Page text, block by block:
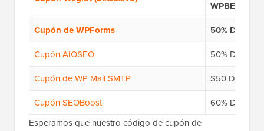
WPBEG19
Cupón de WPForms
50% DE
Cupón AIOSEO
50% DE
Cupón de WP Mail SMTP
$50 DE
Cupón SEOBoost
60% DE
Esperamos que nuestro código de cupón de